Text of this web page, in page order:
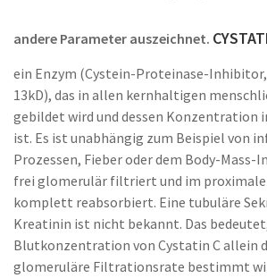
andere Parameter auszeichnet.
ein Enzym (Cystein-Proteinase-
13kD), das in allen kernhaltigen
gebildet wird und dessen Konzentration
ist. Es ist unabhängig zum Beispiel von
Prozessen, Fieber oder dem Body-Mass-
frei glomerulär filtriert und im
komplett reabsorbiert. Eine tubuläre
Kreatinin ist nicht bekannt. Das
Blutkonzentration von Cystatin C allein
glomeruläre Filtrationsrate bestimmt